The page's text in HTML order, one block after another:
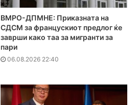
ВМРО-ДПМНЕ: Приказната на
СДСМ за францускиот предлог ќе
заврши како таа за мигранти за
пари
06.08.2026 22:40